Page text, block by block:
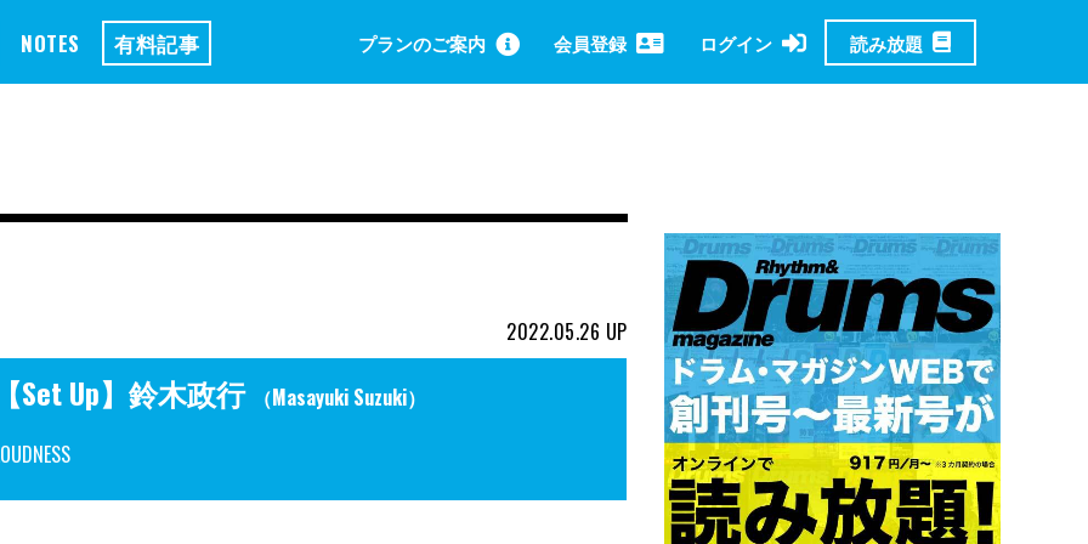
NOTES 有料記事 プランのご案内 会員登録 ログイン 読み放題
2022.05.26 UP
【Set Up】鈴木政行
（Masayuki Suzuki）